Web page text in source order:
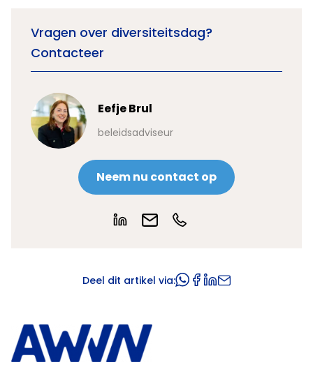
Vragen over diversiteitsdag?
Contacteer
Eefje Brul
beleidsadviseur
Neem nu contact op
Deel dit artikel via: